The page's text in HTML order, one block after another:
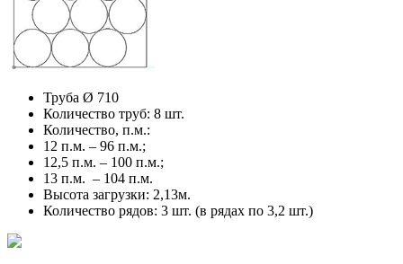
Труба Ø 710
Количество труб: 8 шт.
Количество, п.м.:
12 п.м. – 96 п.м.;
12,5 п.м. – 100 п.м.;
13 п.м. – 104 п.м.
Высота загрузки: 2,13м.
Количество рядов: 3 шт. (в рядах по 3,2 шт.)